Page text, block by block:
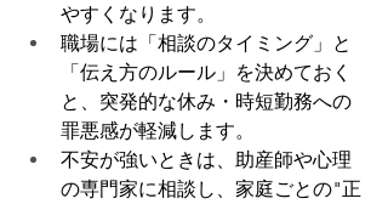
やすくなります。
職場には「相談のタイミング」と
「伝え方のルール」を決めておく
と、突発的な休み・時短勤務への
罪悪感が軽減します。
不安が強いときは、助産師や心理
の専門家に相談し、家庭ごとの"正